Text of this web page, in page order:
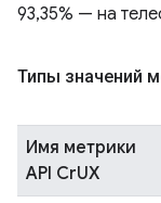
93,35% — на
Типы значений
Имя метрики
API CrUX